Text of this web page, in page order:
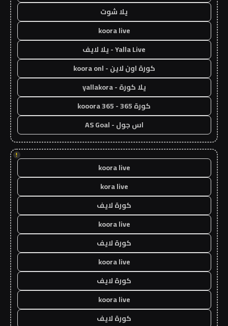
يلا شوت
koora live
Yalla Live - يلا لايف
كورة اون لاين - koora onl
يلا كورة - yallakora
كورة 365 - kooora 365
اس جول - AS Goal
!
koora live
kora live
كورة لايف
koora live
كورة لايف
koora live
كورة لايف
koora live
كورة لايف